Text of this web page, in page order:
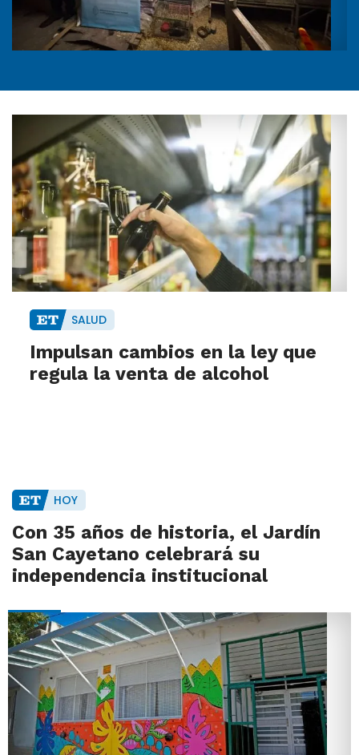
SALUD
Impulsan cambios en la ley que
regula la venta de alcohol
HOY
Con 35 años de historia, el Jardín
San Cayetano celebrará su
independencia institucional